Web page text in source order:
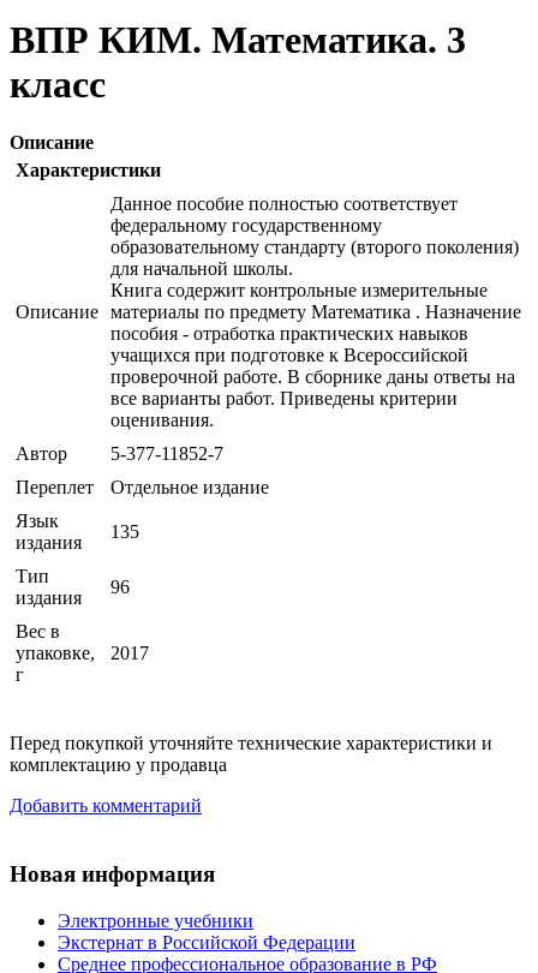
ВПР КИМ. Математика. 3
класс
Описание
Характеристики
Описание
Данное пособие полностью соответствует
федеральному государственному
образовательному стандарту (второго поколения)
для начальной школы.
Книга содержит контрольные измерительные
материалы по предмету Математика . Назначение
пособия - отработка практических навыков
учащихся при подготовке к Всероссийской
проверочной работе. В сборнике даны ответы на
все варианты работ. Приведены критерии
оценивания.
Автор
5-377-11852-7
Переплет
Отдельное издание
Язык
издания
135
Тип
издания
96
Вес в
упаковке,
г
2017
Перед покупкой уточняйте технические характеристики и
комплектацию у продавца
Добавить комментарий
Новая информация
Электронные учебники
Экстернат в Российской Федерации
Среднее профессиональное образование в РФ